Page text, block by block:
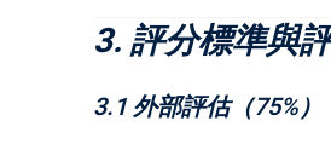
3. 評分標準與
3.1 外部評估（75%）